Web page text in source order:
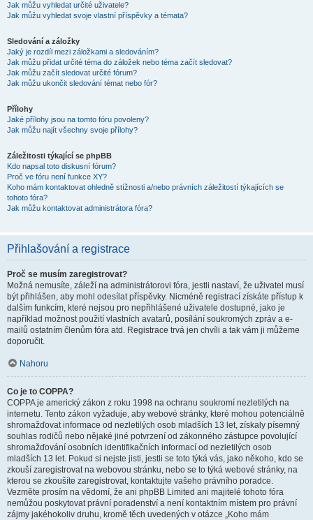
Jak můžu vyhledat určité uživatele?
Jak můžu vyhledat svoje vlastní příspěvky a témata?
Sledování a záložky
Jaký je rozdíl mezi záložkami a sledováním?
Jak můžu přidat určité téma do záložek nebo téma začít sledovat?
Jak můžu začít sledovat určité fórum?
Jak můžu ukončit sledování témat nebo fór?
Přílohy
Jaké přílohy jsou na tomto fóru povoleny?
Jak můžu najít všechny svoje přílohy?
Záležitosti týkající se phpBB
Kdo napsal toto diskusní fórum?
Proč ve fóru není funkce XY?
Koho mám kontaktovat ohledně stížnosti a/nebo právních záležitostí týkajících se
tohoto fóra?
Jak můžu kontaktovat administrátora fóra?
Přihlašování a registrace
Proč se musím zaregistrovat?
Možná nemusíte, záleží na administrátorovi fóra, jestli nastaví, že uživatel musí
být přihlášen, aby mohl odesílat příspěvky. Nicméně registrací získáte přístup k
dalším funkcím, které nejsou pro nepřihlášené uživatele dostupné, jako je
například možnost použití vlastních avatarů, posílání soukromých zpráv a e-
mailů ostatním členům fóra atd. Registrace trvá jen chvíli a tak vám ji můžeme
doporučit.
Nahoru
Co je to COPPA?
COPPA je americký zákon z roku 1998 na ochranu soukromí nezletilých na
internetu. Tento zákon vyžaduje, aby webové stránky, které mohou potenciálně
shromažďovat informace od nezletilých osob mladších 13 let, získaly písemný
souhlas rodičů nebo nějaké jiné potvrzení od zákonného zástupce povolující
shromažďování osobních identifikačních informací od nezletilých osob
mladších 13 let. Pokud si nejste jisti, jestli se toto týká vás, jako někoho, kdo se
zkouší zaregistrovat na webovou stránku, nebo se to týká webové stránky, na
kterou se zkoušíte zaregistrovat, kontaktujte vašeho právního poradce.
Vezměte prosím na vědomí, že ani phpBB Limited ani majitelé tohoto fóra
nemůžou poskytovat právní poradenství a není kontaktním místem pro právní
zájmy jakéhokoliv druhu, kromě těch uvedených v otázce „Koho mám